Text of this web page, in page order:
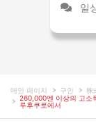
일
메인 페이지 구인
株
260,000엔 이상의 고
루후쿠로에서